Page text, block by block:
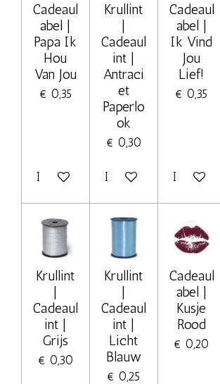
Cadeaul
abel |
Papa Ik
Hou
Van Jou
€ 0,35
In winkelwagen
Krullint
Cadeaul
int |
Antraci
et
Paperlo
ok
€ 0,30
In winkelwagen
Cadeaul
abel |
Ik Vind
Jou
Lief!
€ 0,35
In
Krullint
|
Cadeaul
int |
Grijs
€ 0,30
Krullint
|
Cadeaul
int |
Licht
Blauw
€ 0,25
Cadeaul
abel |
Kusje
Rood
€ 0,20